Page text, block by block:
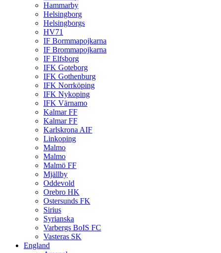
Hammarby
Helsingborg
Helsingborgs
HV71
IF Bormmapojkarna
IF Brommapojkarna
IF Elfsborg
IFK Goteborg
IFK Gothenburg
IFK Norrköping
IFK Nykoping
IFK Värnamo
Kalmar FF
Kalmar FF
Karlskrona AIF
Linkoping
Malmo
Malmo
Malmö FF
Mjällby
Oddevold
Orebro HK
Ostersunds FK
Sirius
Syrianska
Varbergs BoIS FC
Vasteras SK
England